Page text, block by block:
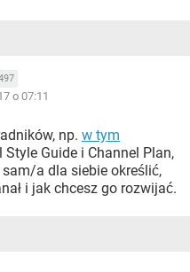
o 07:11
np. w tym
Style Guide i Channel Plan,
a dla siebie określić,
i jak chcesz go rozwijać.